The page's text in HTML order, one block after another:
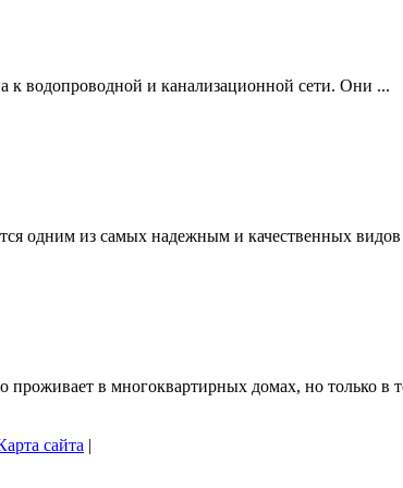
к водопроводной и канализационной сети. Они ...
одним из самых надежным и качественных видов
в многоквартирных домах, но только в
сайта |